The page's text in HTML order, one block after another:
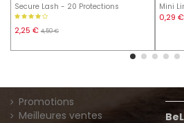
Secure Lash - 20 Protections
2,25 € 4,50 €
Mini
0,29 €
Promotions
Meilleures ventes